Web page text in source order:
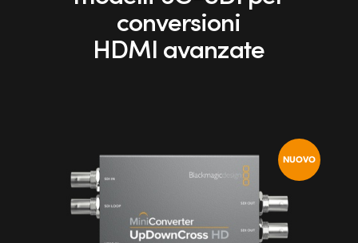
Chinese Taipei
United Kingdom
United States
conversioni
HDMI avanzate
NUOVO